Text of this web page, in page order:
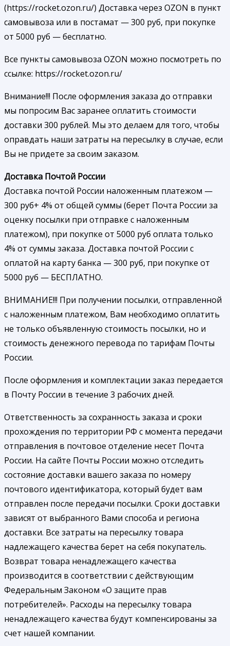
(https://rocket.ozon.ru/) Доставка через OZON в пункт
самовывоза или в постамат — 300 руб, при покупке
от 5000 руб — бесплатно.
Все пункты самовывоза OZON можно посмотреть по
ссылке: https://rocket.ozon.ru/
Внимание!!! После оформления заказа до отправки
мы попросим Вас заранее оплатить стоимости
доставки 300 рублей. Мы это делаем для того, чтобы
оправдать наши затраты на пересылку в случае, если
Вы не придете за своим заказом.
Доставка Почтой России
Доставка почтой России наложенным платежом —
300 руб+ 4% от общей суммы (берет Почта России за
оценку посылки при отправке с наложенным
платежом), при покупке от 5000 руб оплата только
4% от суммы заказа. Доставка почтой России с
оплатой на карту банка — 300 руб, при покупке от
5000 руб — БЕСПЛАТНО.
ВНИМАНИЕ!!! При получении посылки, отправленной
с наложенным платежом, Вам необходимо оплатить
не только объявленную стоимость посылки, но и
стоимость денежного перевода по тарифам Почты
России.
После оформления и комплектации заказ передается
в Почту России в течение 3 рабочих дней.
Ответственность за сохранность заказа и сроки
прохождения по территории РФ с момента передачи
отправления в почтовое отделение несет Почта
России. На сайте Почты России можно отследить
состояние доставки вашего заказа по номеру
почтового идентификатора, который будет вам
отправлен после передачи посылки. Сроки доставки
зависят от выбранного Вами способа и региона
доставки. Все затраты на пересылку товара
надлежащего качества берет на себя покупатель.
Возврат товара ненадлежащего качества
производится в соответствии с действующим
Федеральным Законом «О защите прав
потребителей». Расходы на пересылку товара
ненадлежащего качества будут компенсированы за
счет нашей компании.